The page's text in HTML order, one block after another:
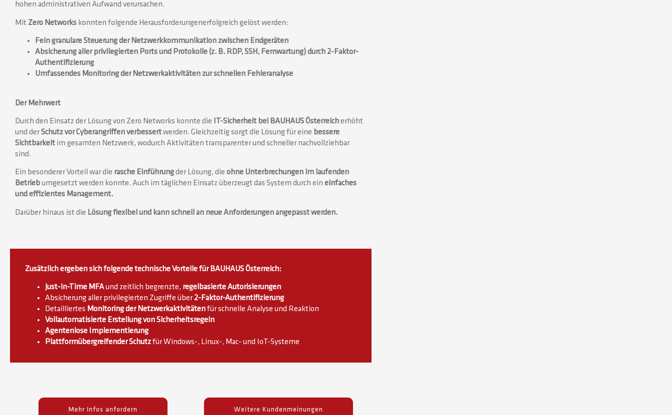
hohen administrativen Aufwand verursachen.
Mit Zero Networks konnten folgende Herausforderungenerfolgreich gelöst werden:
Fein granulare Steuerung der Netzwerkkommunikation zwischen Endgeräten
Absicherung aller privilegierten Ports und Protokolle (z. B. RDP, SSH, Fernwartung) durch 2-Faktor-
Authentifizierung
Umfassendes Monitoring der Netzwerkaktivitäten zur schnellen Fehleranalyse
Der Mehrwert
Durch den Einsatz der Lösung von Zero Networks konnte die IT-Sicherheit bei BAUHAUS Österreicherhöht
und derSchutz vor Cyberangriffenverbessertwerden. Gleichzeitig sorgt die Lösung für eine bessere
Sichtbarkeit im gesamten Netzwerk, wodurch Aktivitäten transparenter und schneller nachvollziehbar
sind.
Ein besonderer Vorteil war die rasche Einführungder Lösung, die ohne Unterbrechungen im laufenden
Betriebumgesetzt werden konnte. Auch im täglichen Einsatz überzeugt das System durch ein einfaches
und effizientes Management.
Darüber hinaus ist die Lösung flexibel und kann schnell an neue Anforderungen angepasst werden.
Zusätzlich ergeben sich folgende technische Vorteile für BAUHAUS Österreich:
Just-in-Time MFAund zeitlich begrenzte, regelbasierte Autorisierungen
Absicherung aller privilegierten Zugriffe über2-Faktor-Authentifizierung
Detailliertes Monitoringder Netzwerkaktivitätenfür schnelle Analyse und Reaktion
Vollautomatisierte Erstellung von Sicherheitsregeln
Agentenlose Implementierung
Plattformübergreifender Schutzfür Windows-, Linux-, Mac- und IoT-Systeme
Mehr Infos anfordern Weitere Kundenmeinungen